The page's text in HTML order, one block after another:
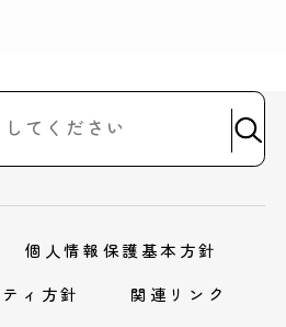
個人情報保護基本方針
ィ方針
関連リンク